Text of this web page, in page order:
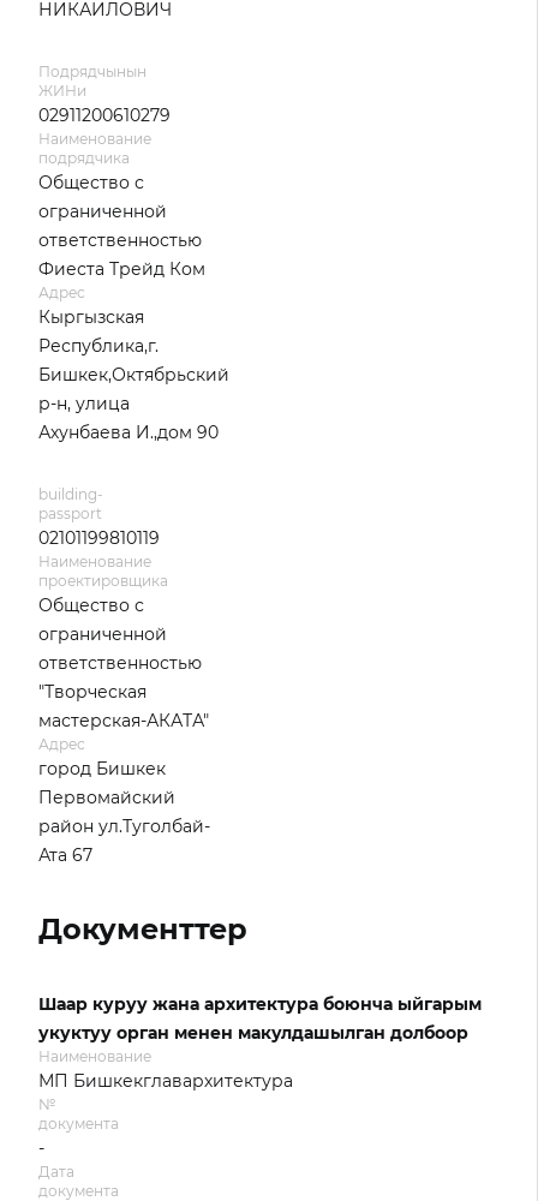
НИКАИЛОВИЧ
Подрядчынын
ЖИНи
02911200610279
Наименование
подрядчика
Общество с
ограниченной
ответственностью
Фиеста Трейд Ком
Адрес
Кыргызская
Республика,г.
Бишкек,Октябрьский
р-н, улица
Ахунбаева И.,дом 90
building-
passport
02101199810119
Наименование
проектировщика
Общество с
ограниченной
ответственностью
"Творческая
мастерская-АКАТА"
Адрес
город Бишкек
Первомайский
район ул.Туголбай-
Ата 67
Документтер
Шаар куруу жана архитектура боюнча ыйгарым
укуктуу орган менен макулдашылган долбоор
Наименование
МП Бишкекглавархитектура
№
документа
-
Дата
документа